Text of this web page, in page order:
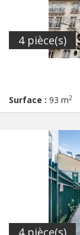
4 pièce(s)
Surface : 93 m2
4 pièce(s)